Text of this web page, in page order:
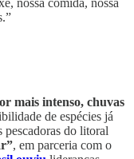
nossa comida, nossa
mais intenso, chuvas
de espécies já
pescadoras do litoral
, em parceria com o